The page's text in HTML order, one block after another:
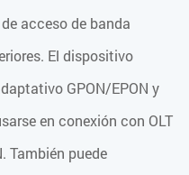
acceso de banda
El dispositivo
GPON/EPON y
en conexión con OLT
También puede